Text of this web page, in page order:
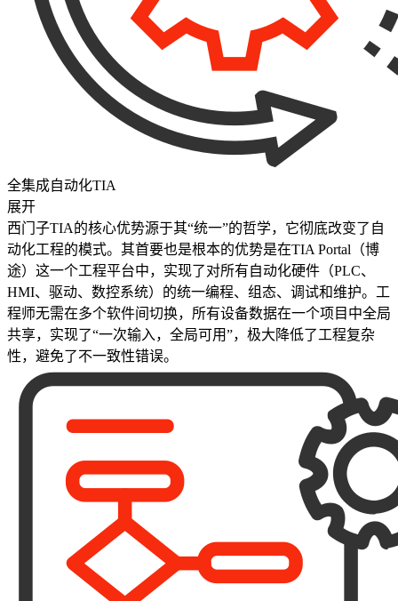
全集成自动化TIA
展开
西门子TIA的核心优势源于其“统一”的哲学，它彻底改变了自
动化工程的模式。其首要也是根本的优势是在TIA Portal（博
途）这一个工程平台中，实现了对所有自动化硬件（PLC、
HMI、驱动、数控系统）的统一编程、组态、调试和维护。工
程师无需在多个软件间切换，所有设备数据在一个项目中全局
共享，实现了“一次输入，全局可用”，极大降低了工程复杂
性，避免了不一致性错误。